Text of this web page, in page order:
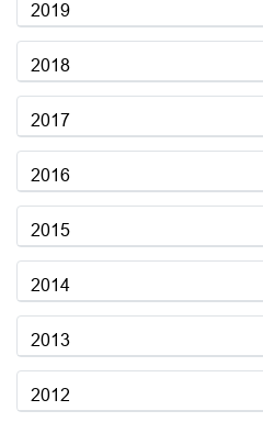
2019
2018
2017
2016
2015
2014
2013
2012